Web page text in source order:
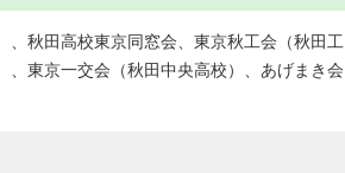
、秋田高校東京同窓会、東京秋工会（秋田工
東京一交会（秋田中央高校）、あげまき会